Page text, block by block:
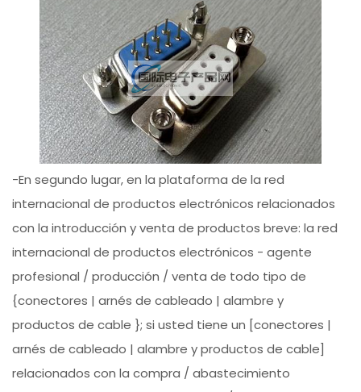
-En segundo lugar, en la plataforma de la red
internacional de productos electrónicos relacionados
con la introducción y venta de productos breve: la red
internacional de productos electrónicos - agente
profesional / producción / venta de todo tipo de
{conectores | arnés de cableado | alambre y
productos de cable }; si usted tiene un [conectores |
arnés de cableado | alambre y productos de cable]
relacionados con la compra / abastecimiento